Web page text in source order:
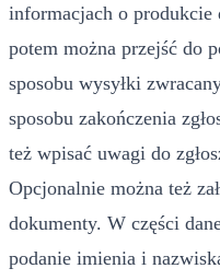
informacjach o produkcie
potem można przejść do
sposobu wysyłki
sposobu zakończenia
też wpisać uwagi do
Opcjonalnie można też
dokumenty. W części
podanie imienia i